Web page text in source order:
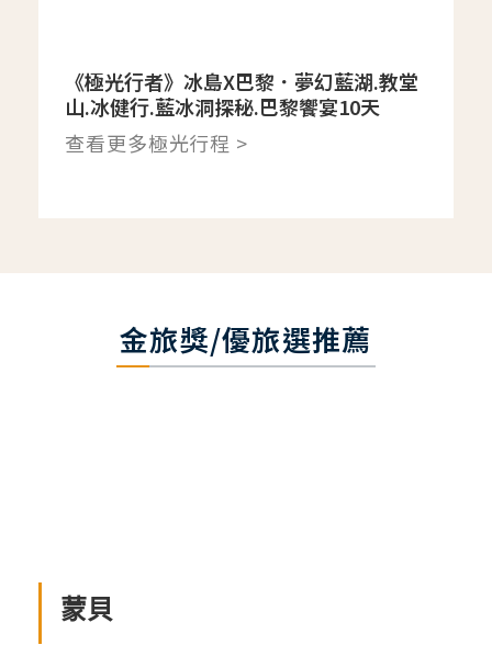
《極光行者》冰島X巴黎．夢幻藍湖.教堂
山.冰健行.藍冰洞探秘.巴黎饗宴10天
查看更多極光行程 >
金旅獎/優旅選推薦
蒙貝